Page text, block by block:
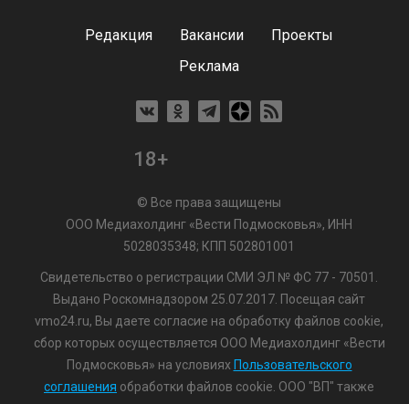
Редакция Вакансии
Проекты
Реклама
18+
© Все права защищены
ООО Медиахолдинг «Вести Подмосковья», ИНН
5028035348; КПП 502801001
Свидетельство о регистрации СМИ ЭЛ № ФС 77 - 70501.
Выдано Роскомнадзором 25.07.2017. Посещая сайт
vmo24.ru, Вы даете согласие на обработку файлов cookie,
сбор которых осуществляется ООО Медиахолдинг «Вести
Подмосковья» на условиях Пользовательского
соглашения обработки файлов cookie. ООО "ВП" также